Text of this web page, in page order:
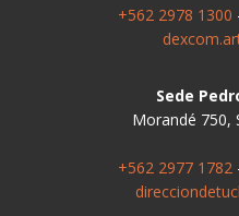
+562 2978 1300
Sede
Morandé 750,
+562 2977 1782